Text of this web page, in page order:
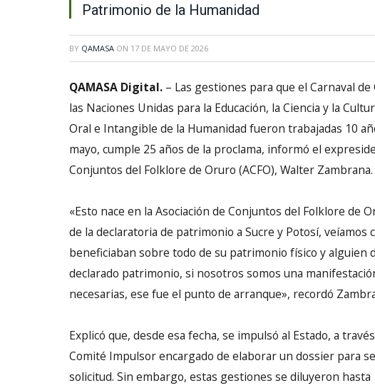
Patrimonio de la Humanidad
BY QAMASA ON 17 DE MAYO DE 2026
QAMASA Digital. – Las gestiones para que el Carnaval
las Naciones Unidas para la Educación, la Ciencia y la
Oral e Intangible de la Humanidad fueron trabajadas 10
mayo, cumple 25 años de la proclama, informó el
Conjuntos del Folklore de Oruro (ACFO), Walter Zambrana.
«Esto nace en la Asociación de Conjuntos del Folklore de
de la declaratoria de patrimonio a Sucre y Potosí, veíamos
beneficiaban sobre todo de su patrimonio físico y alguien
declarado patrimonio, si nosotros somos una
necesarias, ese fue el punto de arranque», recordó
Explicó que, desde esa fecha, se impulsó al Estado, a
Comité Impulsor encargado de elaborar un dossier para
solicitud. Sin embargo, estas gestiones se diluyeron